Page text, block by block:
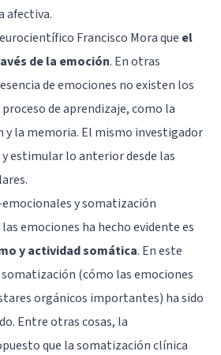
afectiva.
Francisco Mora que el
de la emoción. En otras
de emociones no existen los
de aprendizaje, como la
y la memoria. El mismo investigador
estimular lo anterior desde las
y somatización
emociones ha hecho evidente es
y actividad somática. En este
(cómo las emociones
orgánicos importantes) ha sido
Entre otras cosas, la
que la somatización clínica